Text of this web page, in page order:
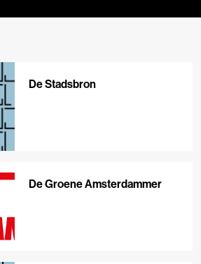
De Stadsbron
De Groene Amsterdammer